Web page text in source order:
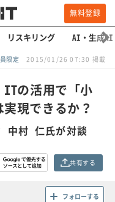
無料登録
リスキリング AI・生成AI
限定 2015/01/26 07:30 掲載
の活用で「小
現できるか？
中村 仁氏が対談
共有する
フォローする